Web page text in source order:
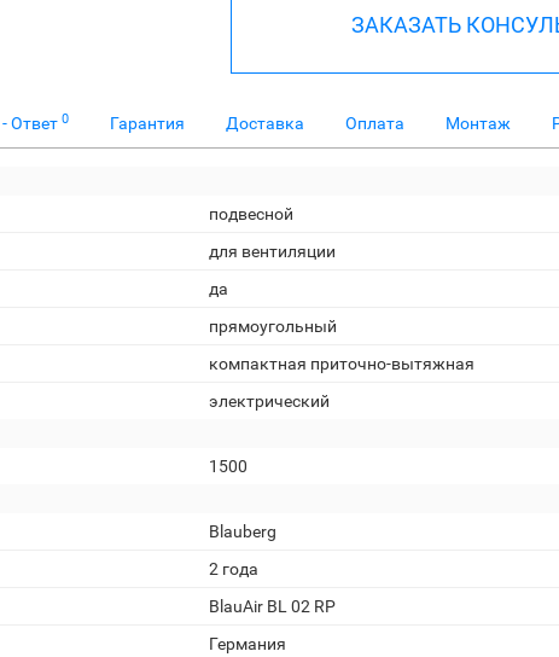
ЗАКАЗАТЬ
Ответ 0 Гарантия Доставка Оплата Монтаж
подвесной
для вентиляции
да
прямоугольный
компактная приточно-вытяжная
электрический
1500
Blauberg
2 года
BlauAir BL 02 RP
Германия